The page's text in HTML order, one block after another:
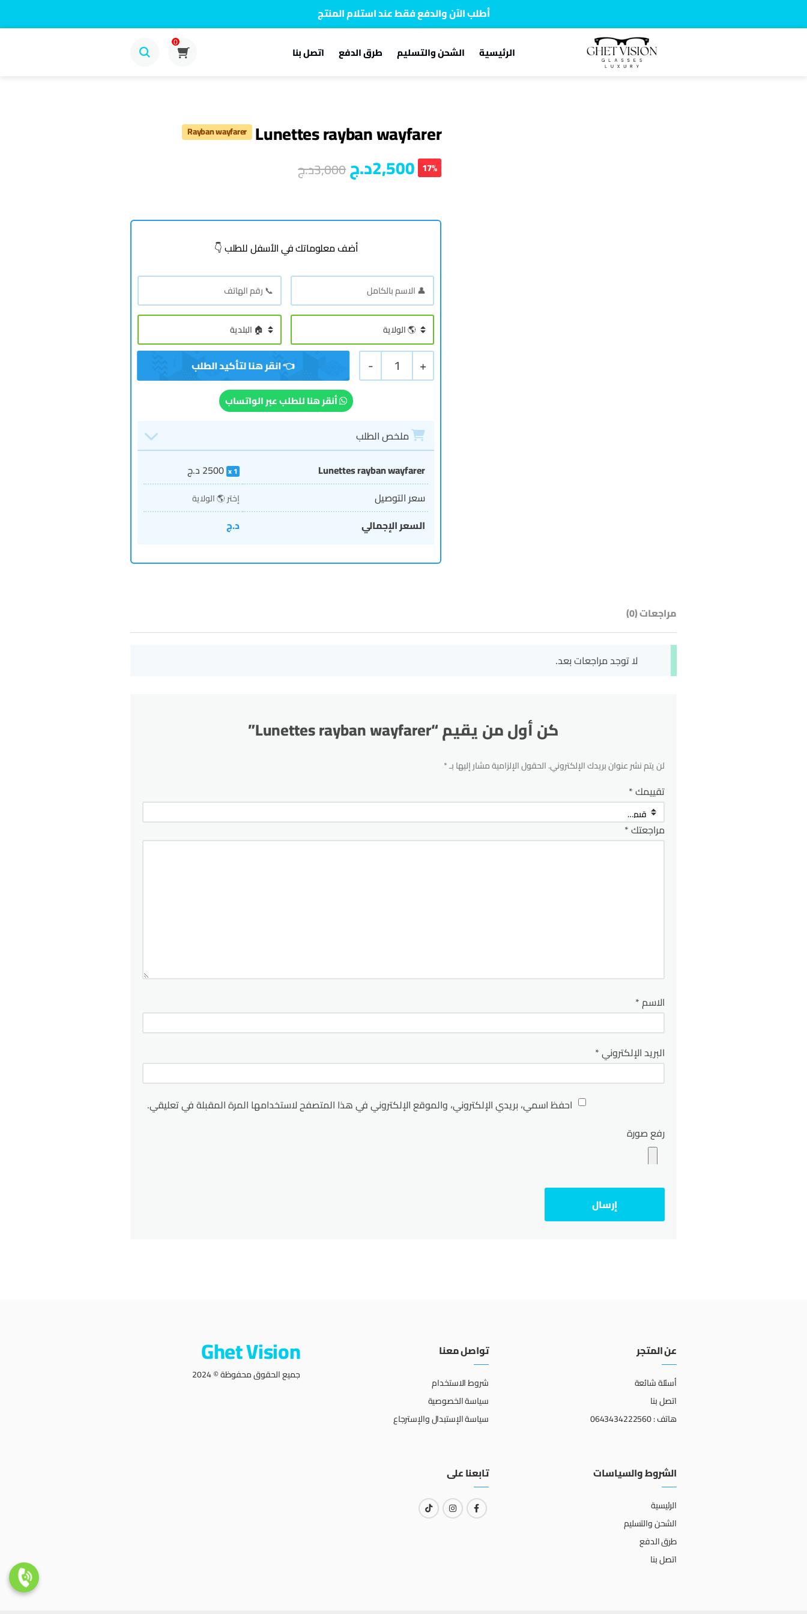
أطلب الآن والدفع فقط عند استلام المنتج
الرئيسية الشحن والتسليم طرق الدفع اتصل بنا
0
Lunettes rayban wayfarer
Rayban wayfarer
2,500د.ج3,000د.ج 17%
أضف معلوماتك في الأسفل للطلب 👇
+
1
-
أنقر هنا للطلب عبر الواتساب
ملخص الطلب
Lunettes rayban wayfarer
1
2500 د.ج
سعر التوصيل
إختر 🌎 الولاية
السعر الإجمالي د.ج
مراجعات (0)
لا توجد مراجعات بعد.
كن أول من يقيم “Lunettes rayban wayfarer”
لن يتم نشر عنوان بريدك الإلكتروني.الحقول الإلزامية مشار إليها بـ*
تقييمك*
مراجعتك*
الاسم*
البريد الإلكتروني*
احفظ اسمي، بريدي الإلكتروني، والموقع الإلكتروني في هذا المتصفح لاستخدامها المرة المقبلة في تعليقي.
رفع صورة
عن المتجر
أسئلة شائعة
اتصل بنا
هاتف : 0643434222560
الشروط والسياسات
الرئيسية
الشحن والتسليم
طرق الدفع
اتصل بنا
تواصل معنا
شروط الاستخدام
سياسة الخصوصية
سياسة الإستبدال والإسترجاع
تابعنا على
Ghet Vision
جميع الحقوق محفوظة © 2024